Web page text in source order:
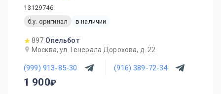
13129746
б.у. оригинал
в наличии
897 Опельбот
Москва, ул. Генерала Дорохова, д. 22
(999) 913-85-30 (916) 389-72-34
1 900